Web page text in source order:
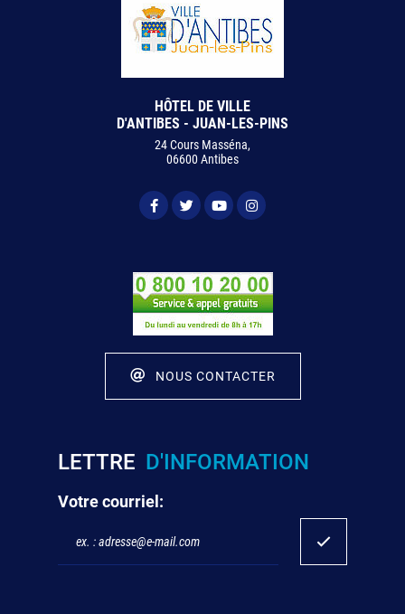
HÔTEL DE VILLE
D'ANTIBES - JUAN-LES-PINS
24 Cours Masséna,
06600 Antibes
NOUS CONTACTER
LETTRE D'INFORMATION
Votre courriel: